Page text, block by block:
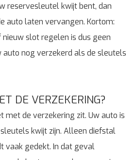
reservesleutel kwijt bent, dan
auto laten vervangen. Kortom:
slot regelen is dus geen
auto nog verzekerd als de sleutels
DE VERZEKERING?
met de verzekering zit. Uw auto is
kwijt zijn. Alleen diefstal
vaak gedekt. In dat geval